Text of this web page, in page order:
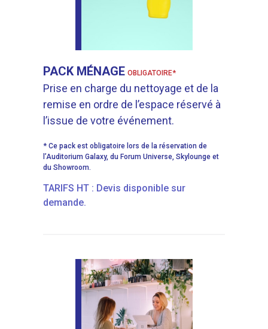
PACK MÉNAGE OBLIGATOIRE*
Prise en charge du nettoyage et de la
remise en ordre de l’espace réservé à
l’issue de votre événement.
* Ce pack est obligatoire lors de la réservation de
l’Auditorium Galaxy, du Forum Universe, Skylounge et
du Showroom.
TARIFS HT : Devis disponible sur
demande.